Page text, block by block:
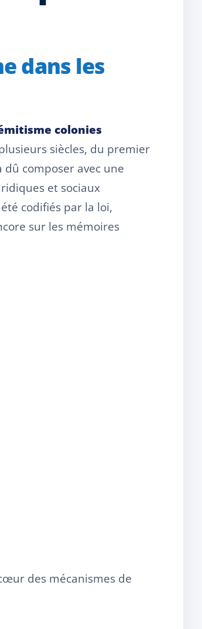
dans les
colonies
siècles, du premier
dû composer avec une
et sociaux
codifiés par la loi,
sur les mémoires
des mécanismes de